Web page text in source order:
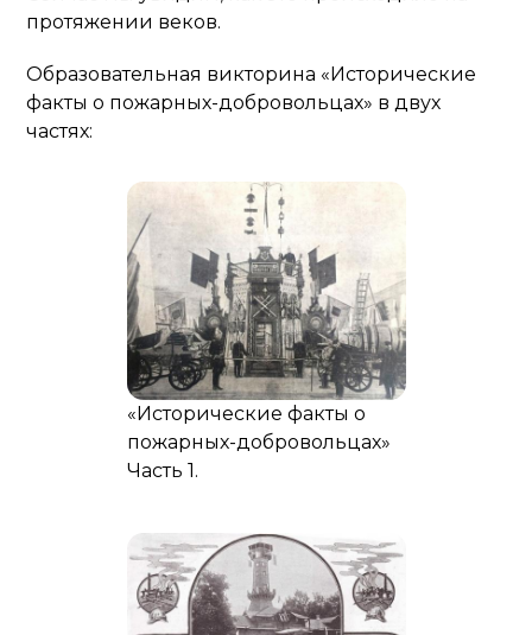
протяжении веков.
Образовательная викторина «Исторические
факты о пожарных-добровольцах» в двух
частях:
«Исторические факты о
пожарных-добровольцах»
Часть 1.